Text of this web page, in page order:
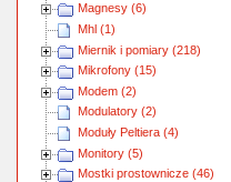
Magnesy (6)
Mhl (1)
Miernik i pomiary (218)
Mikrofony (15)
Modem (2)
Modulatory (2)
Moduły Peltiera (4)
Monitory (5)
Mostki prostownicze (46)